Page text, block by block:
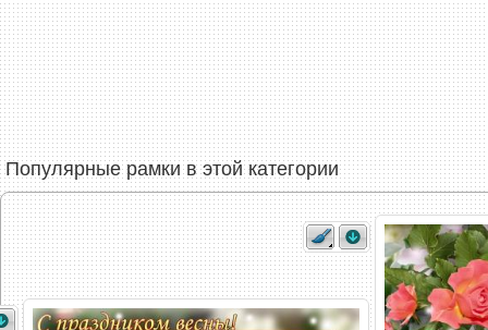
Популярные рамки в этой категории